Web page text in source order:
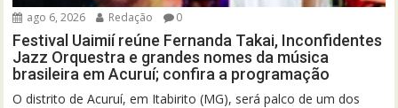
ago 6, 2026 Redação 0
Festival Uaimií reúne Fernanda Takai, Inconfidentes
Jazz Orquestra e grandes nomes da música
brasileira em Acuruí; confira a programação
O distrito de Acuruí, em Itabirito (MG), será palco de um dos